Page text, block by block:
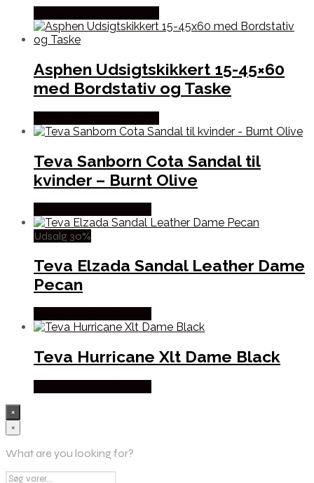
Asphen Udsigtskikkert 15-45×60
med Bordstativ og Taske
Teva Sanborn Cota Sandal til
kvinder – Burnt Olive
Udsalg 30%
Teva Elzada Sandal Leather Dame
Pecan
Teva Hurricane Xlt Dame Black
×
×
What are you looking for?